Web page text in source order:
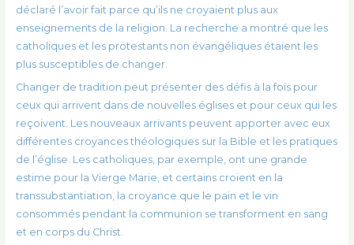
déclaré l’avoir fait parce qu’ils ne croyaient plus aux
enseignements de la religion. La recherche a montré que les
catholiques et les protestants non évangéliques étaient les
plus susceptibles de changer.
Changer de tradition peut présenter des défis à la fois pour
ceux qui arrivent dans de nouvelles églises et pour ceux qui les
reçoivent. Les nouveaux arrivants peuvent apporter avec eux
différentes croyances théologiques sur la Bible et les pratiques
de l’église. Les catholiques, par exemple, ont une grande
estime pour la Vierge Marie, et certains croient en la
transsubstantiation, la croyance que le pain et le vin
consommés pendant la communion se transforment en sang
et en corps du Christ.